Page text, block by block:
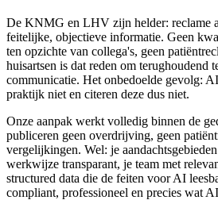
De KNMG en LHV zijn helder: reclame
feitelijke, objectieve informatie. Geen
ten opzichte van collega's, geen
huisartsen is dat reden om terughoudend
communicatie. Het onbedoelde gevolg:
praktijk niet en citeren deze dus niet.
Onze aanpak werkt volledig binnen de
publiceren geen overdrijving, geen
vergelijkingen. Wel: je
werkwijze transparant, je team met
structured data die de feiten voor AI
compliant, professioneel en precies wat